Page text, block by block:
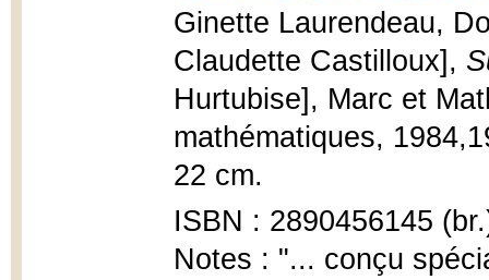
Ginette Laurendeau,
Claudette Castilloux],
Hurtubise], Marc et
mathématiques,
22 cm.
ISBN : 2890456145
Notes : "... conçu